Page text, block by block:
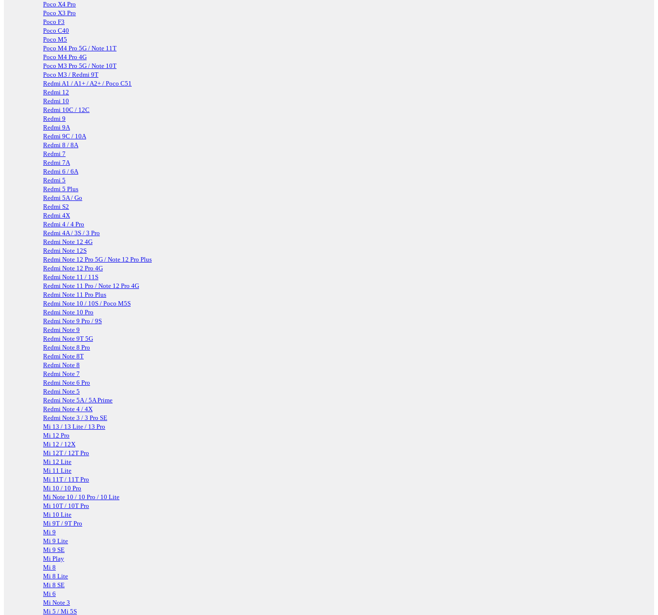
Poco X4 Pro
Poco X3 Pro
Poco F3
Poco C40
Poco M5
Poco M4 Pro 5G / Note 11T
Poco M4 Pro 4G
Poco M3 Pro 5G / Note 10T
Poco M3 / Redmi 9T
Redmi A1 / A1+ / A2+ / Poco C51
Redmi 12
Redmi 10
Redmi 10C / 12C
Redmi 9
Redmi 9A
Redmi 9C / 10A
Redmi 8 / 8A
Redmi 7
Redmi 7A
Redmi 6 / 6A
Redmi 5
Redmi 5 Plus
Redmi 5A / Go
Redmi S2
Redmi 4X
Redmi 4 / 4 Pro
Redmi 4A / 3S / 3 Pro
Redmi Note 12 4G
Redmi Note 12S
Redmi Note 12 Pro 5G / Note 12 Pro Plus
Redmi Note 12 Pro 4G
Redmi Note 11 / 11S
Redmi Note 11 Pro / Note 12 Pro 4G
Redmi Note 11 Pro Plus
Redmi Note 10 / 10S / Poco M5S
Redmi Note 10 Pro
Redmi Note 9 Pro / 9S
Redmi Note 9
Redmi Note 9T 5G
Redmi Note 8 Pro
Redmi Note 8T
Redmi Note 8
Redmi Note 7
Redmi Note 6 Pro
Redmi Note 5
Redmi Note 5A / 5A Prime
Redmi Note 4 / 4X
Redmi Note 3 / 3 Pro SE
Mi 13 / 13 Lite / 13 Pro
Mi 12 Pro
Mi 12 / 12X
Mi 12T / 12T Pro
Mi 12 Lite
Mi 11 Lite
Mi 11T / 11T Pro
Mi 10 / 10 Pro
Mi Note 10 / 10 Pro / 10 Lite
Mi 10T / 10T Pro
Mi 10 Lite
Mi 9T / 9T Pro
Mi 9
Mi 9 Lite
Mi 9 SE
Mi Play
Mi 8
Mi 8 Lite
Mi 8 SE
Mi 6
Mi Note 3
Mi 5 / Mi 5S